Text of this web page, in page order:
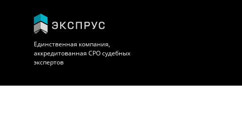
Единственная компания,
аккредитованная СРО судебных
экспертов